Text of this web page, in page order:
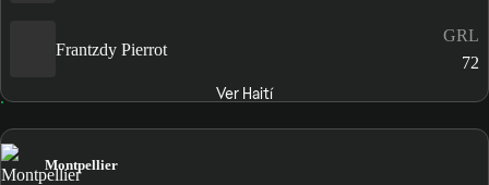
Frantzdy Pierrot
GRL
72
Ver Haití
Montpellier